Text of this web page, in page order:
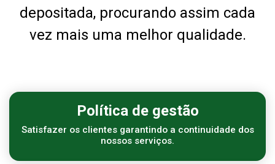
depositada, procurando assim cada
vez mais uma melhor qualidade.
Política de gestão
Satisfazer os clientes garantindo a continuidade dos
nossos serviços.